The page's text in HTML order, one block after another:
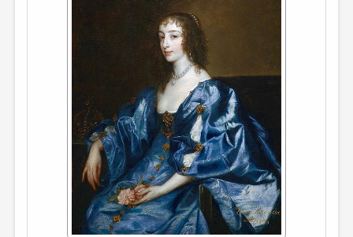
ПРОИЗВЕДЕНИЯ
ПЕРЕВОДЫ
КОНКУРСЫ
ДЕТСКАЯ КОМНАТА
КНИЖНАЯ ПОЛКА